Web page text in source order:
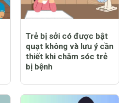
Trẻ bị sởi có được bật
quạt không và lưu ý cần
thiết khi chăm sóc trẻ
bị bệnh